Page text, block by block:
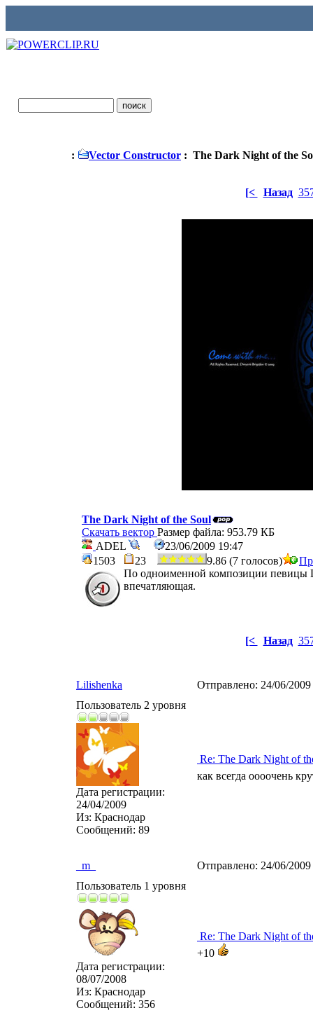
: Vector Constructor : The Dark Night of the
[< Назад
The Dark Night of the Soul
Скачать вектор Размер файла: 953.79 КБ
ADEL
23/06/2009 19:47
1503
23 9.86 (7 голосов)
По одноименной композиции певицы
впечатляющая.
[< Назад
Lilishenka Отправлено: 24/06/
Пользователь 2 уровня
Дата регистрации:
24/04/2009
Из: Краснодар
Сообщений: 89
Re: The Dark Night of
как всегда оооочень
_m_ Отправлено: 24/06/
Пользователь 1 уровня
Дата регистрации:
08/07/2008
Из: Краснодар
Сообщений: 356
Re: The Dark Night of
+10